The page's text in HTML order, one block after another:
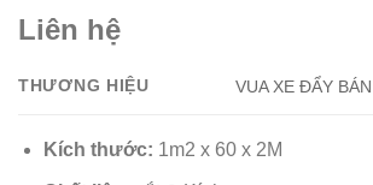
Liên hệ
THƯƠNG HIỆU VUA XE ĐẨY
Kích thước: 1m2 x 60 x 2M